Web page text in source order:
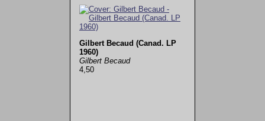
Gilbert Becaud (Canad. LP
1960)
Gilbert Becaud
4,50